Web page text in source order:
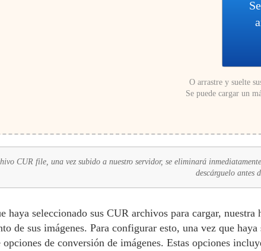
O arrastre y suelte
Se puede cargar un
CUR file, una vez subido a nuestro servidor, se eliminará
descárguelo antes
haya seleccionado sus CUR archivos para cargar,
de sus imágenes. Para configurar esto, una vez que
de conversión de imágenes. Estas opciones